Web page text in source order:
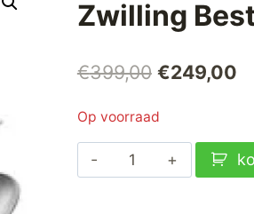
Zwilling
€399,00
€399,00.
€249,00
Op voorraad
Zwilling
Bestekset